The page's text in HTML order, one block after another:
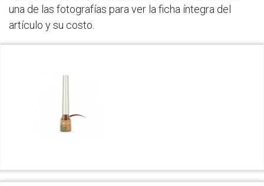
una de las fotografías para ver la ficha íntegra del
artículo y su costo.